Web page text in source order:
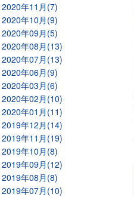
2020年11月(7)
2020年10月(9)
2020年09月(5)
2020年08月(13)
2020年07月(13)
2020年06月(9)
2020年03月(6)
2020年02月(10)
2020年01月(11)
2019年12月(14)
2019年11月(19)
2019年10月(8)
2019年09月(12)
2019年08月(8)
2019年07月(10)